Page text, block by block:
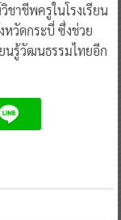
าชีพครูในโรงเรียน
หวัดกระบี่ ซึ่งช่วย
นรู้วัฒนธรรมไทยอีก